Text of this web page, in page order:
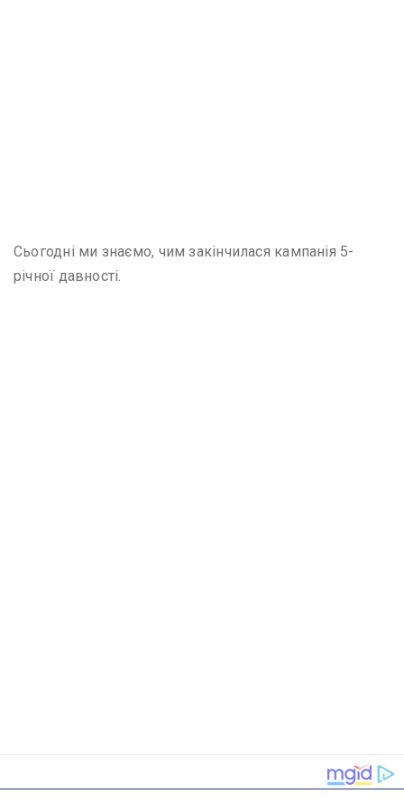
Сьогодні ми знаємо, чим закінчилася кампанія 5-
річної давності.